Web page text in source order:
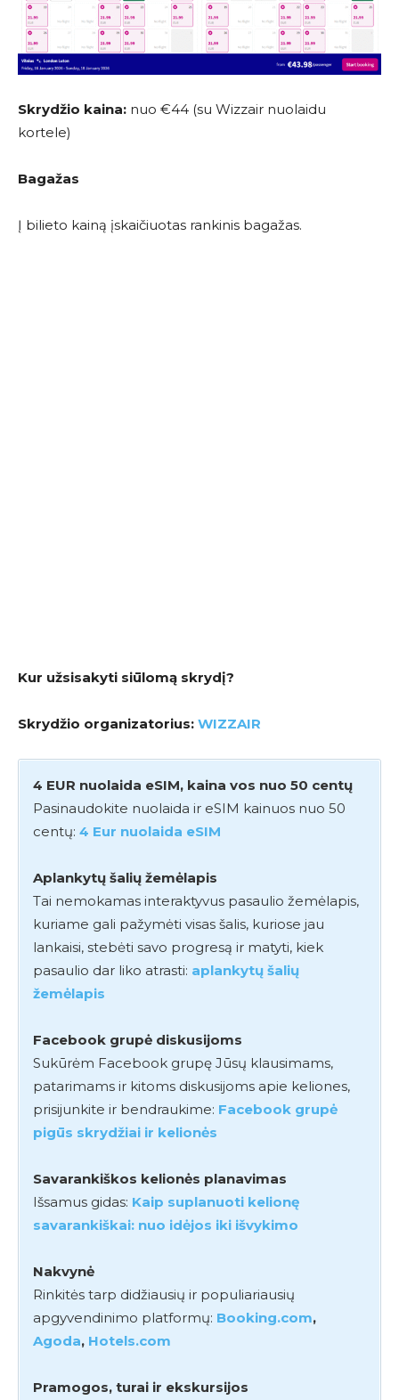
Skrydžio kaina: nuo €44 (su Wizzair nuolaidu
kortele)
Bagažas
Į bilieto kainą įskaičiuotas rankinis bagažas.
Kur užsisakyti siūlomą skrydį?
Skrydžio organizatorius: WIZZAIR
4 EUR nuolaida eSIM, kaina vos nuo 50 centų
Pasinaudokite nuolaida ir eSIM kainuos nuo 50
centų: 4 Eur nuolaida eSIM
Aplankytų šalių žemėlapis
Tai nemokamas interaktyvus pasaulio žemėlapis,
kuriame gali pažymėti visas šalis, kuriose jau
lankaisi, stebėti savo progresą ir matyti, kiek
pasaulio dar liko atrasti: aplankytų šalių
žemėlapis
Facebook grupė diskusijoms
Sukūrėm Facebook grupę Jūsų klausimams,
patarimams ir kitoms diskusijoms apie keliones,
prisijunkite ir bendraukime: Facebook grupė
pigūs skrydžiai ir kelionės
Savarankiškos kelionės planavimas
Išsamus gidas: Kaip suplanuoti kelionę
savarankiškai: nuo idėjos iki išvykimo
Nakvynė
Rinkitės tarp didžiausių ir populiariausių
apgyvendinimo platformų: Booking.com,
Agoda, Hotels.com
Pramogos, turai ir ekskursijos